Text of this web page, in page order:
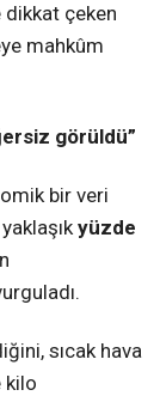
çeken
mahkûm
görüldü”
bir veri
yüzde
sıcak hava
kilo